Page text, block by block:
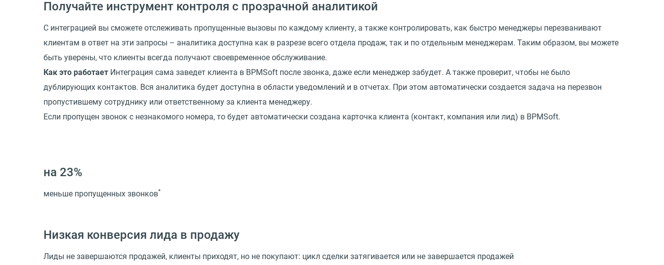
Получайте инструмент контроля с прозрачной аналитикой
С интеграцией вы сможете отслеживать пропущенные вызовы по каждому клиенту, а также контролировать, как быстро менеджеры перезванивают
клиентам в ответ на эти запросы – аналитика доступна как в разрезе всего отдела продаж, так и по отдельным менеджерам. Таким образом, вы можете
быть уверены, что клиенты всегда получают своевременное обслуживание.
Как это работает Интеграция сама заведет клиента в BPMSoft после звонка, даже если менеджер забудет. А также проверит, чтобы не было
дублирующих контактов. Вся аналитика будет доступна в области уведомлений и в отчетах. При этом автоматически создается задача на перезвон
пропустившему сотруднику или ответственному за клиента менеджеру.
Если пропущен звонок с незнакомого номера, то будет автоматически создана карточка клиента (контакт, компания или лид) в BPMSoft.
на 23%
меньше пропущенных звонков*
Низкая конверсия лида в продажу
Лиды не завершаются продажей, клиенты приходят, но не покупают: цикл сделки затягивается или не завершается продажей